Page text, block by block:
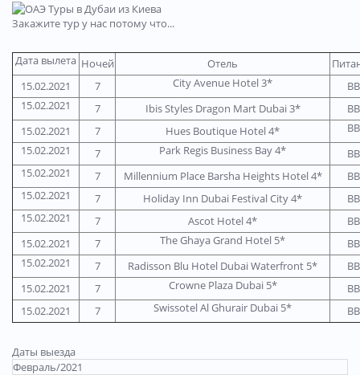
Закажите тур у нас потому что...
Дата вылета Ночей Отель
15.02.2021
7 City Avenue Hotel 3*
BB
15.02.2021
7 Ibis Styles Dragon Mart Dubai 3*
BB
15.02.2021
7 Hues Boutique Hotel 4*
BB
15.02.2021
7 Park Regis Business Bay 4*
BB
15.02.2021
7 Millennium Place Barsha Heights Hotel 4*
BB
15.02.2021
7 Holiday Inn Dubai Festival City 4*
BB
15.02.2021
7 Ascot Hotel 4*
BB
15.02.2021
7 The Ghaya Grand Hotel 5*
BB
15.02.2021
7 Radisson Blu Hotel Dubai Waterfront 5*
BB
15.02.2021
7 Crowne Plaza Dubai 5*
BB
15.02.2021
7 Swissotel Al Ghurair Dubai 5* BB
Даты выезда
Февраль/2021